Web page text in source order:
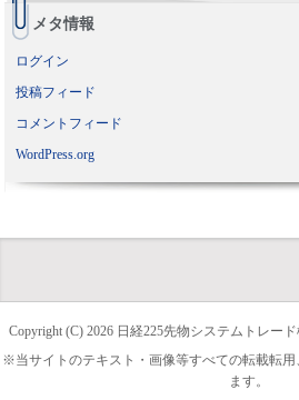
メタ情報
ログイン
投稿フィード
コメントフィード
WordPress.org
Copyright (C) 2026 日経225先物システムトレー
※当サイトのテキスト・画像等すべての転載転
ます。